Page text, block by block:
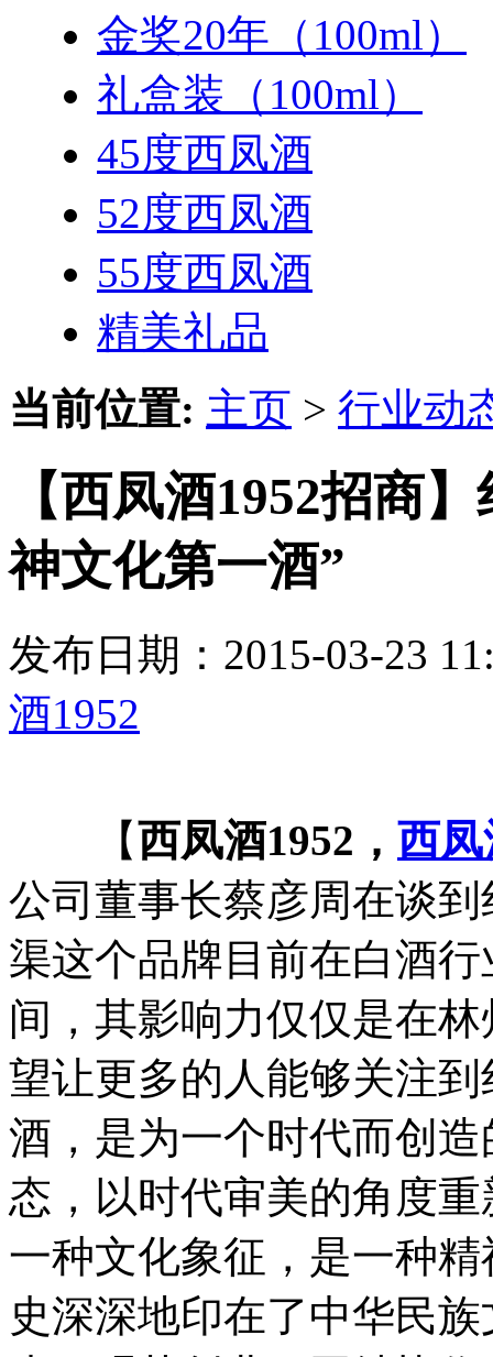
金奖20年（100ml）
礼盒装（100ml）
45度西凤酒
52度西凤酒
55度西凤酒
精美礼品
当前位置: 主页 > 行业动
【西凤酒1952招商
神文化第一酒”
发布日期：2015-03-23
酒1952
【西凤酒1952， 西
公司董事长蔡彦周在谈
渠这个品牌目前在白酒
间，其影响力仅仅是在
望让更多的人能够关注
酒，是为一个时代而创
态，以时代审美的角度
一种文化象征，是一种
史深深地印在了中华民